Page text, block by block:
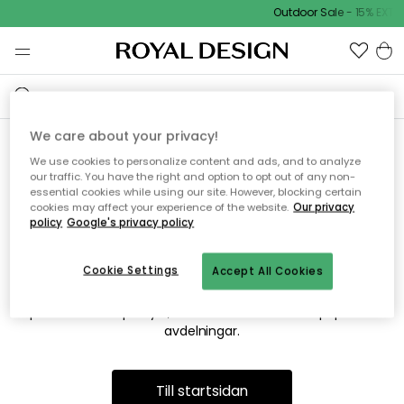
Outdoor Sale - 15%
Vi hittar tyvärr inte sidan du
söker
Detta kan bero på att sidan inte längre finns eller att den har
flyttats. Vi ber om ursäkt för besväret. I menyn ovan kan du
prova att söka på nytt, eller besöka en av våra populära
avdelningar.
Till startsidan
We care about your privacy!
We use cookies to personalize content and ads, and to analyze
our traffic. You have the right and option to opt out of any non-
essential cookies while using our site. However, blocking certain
cookies may affect your experience of the website. Our privacy
policy Google's privacy policy
Accept All Cookies
Cookie Settings